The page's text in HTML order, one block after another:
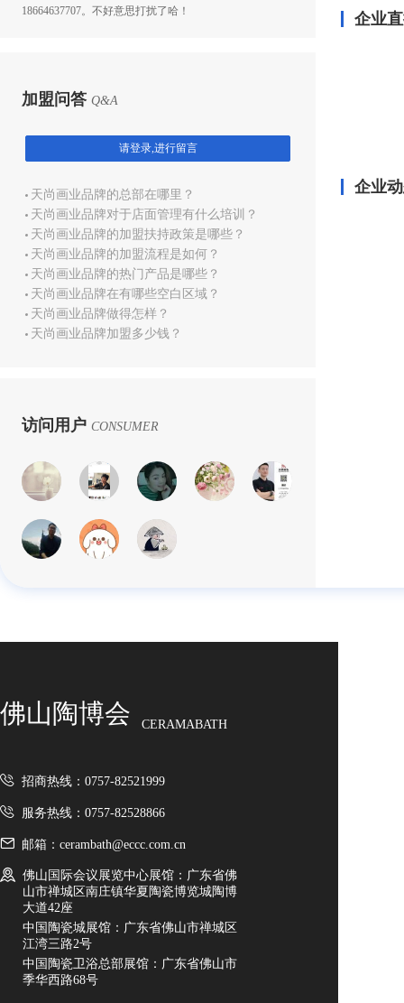
18664637707。不好意思打扰了哈！
加盟问答 Q&A
请登录,进行留言
天尚画业品牌的总部在哪里？
天尚画业品牌对于店面管理有什么培训？
天尚画业品牌的加盟扶持政策是哪些？
天尚画业品牌的加盟流程是如何？
天尚画业品牌的热门产品是哪些？
天尚画业品牌在有哪些空白区域？
天尚画业品牌做得怎样？
天尚画业品牌加盟多少钱？
访问用户 CONSUMER
企业
企业
佛山陶博会 CERAMABATH
招商热线：0757-82521999
服务热线：0757-82528866
邮箱：cerambath@eccc.com.cn
佛山国际会议展览中心展馆：广东省佛
山市禅城区南庄镇华夏陶瓷博览城陶博
大道42座
中国陶瓷城展馆：广东省佛山市禅城区
江湾三路2号
中国陶瓷卫浴总部展馆：广东省佛山市
季华西路68号